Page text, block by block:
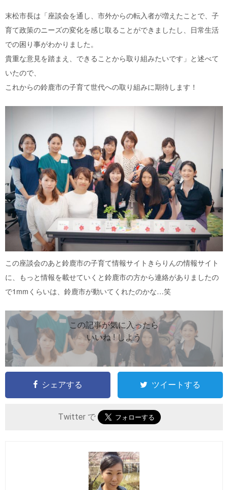
末松市長は「座談会を通し、市外からの転入者が増えたことで、子
育て政策のニーズの変化を感じ取ることができましたし、日常生活
での困り事がわかりました。
貴重な意見を踏まえ、できることから取り組みたいです」と述べて
いたので、
これからの鈴鹿市の子育て世代への取り組みに期待します！
この座談会のあと鈴鹿市の子育て情報サイトきらりんの情報サイト
に、もっと情報を載せていくと鈴鹿市の方から連絡がありましたの
で1mmくらいは、鈴鹿市が動いてくれたのかな…笑
この記事が気に入ったら
いいね ! しよう
シェアする ツイートする
Twitter で